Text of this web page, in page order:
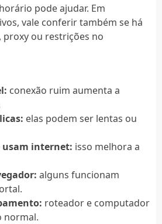
pode ajudar. Em
vale conferir também se há
ou restrições no
conexão ruim aumenta a
elas podem ser lentas ou
usam internet: isso melhora a
alguns funcionam
roteador e computador
normal.